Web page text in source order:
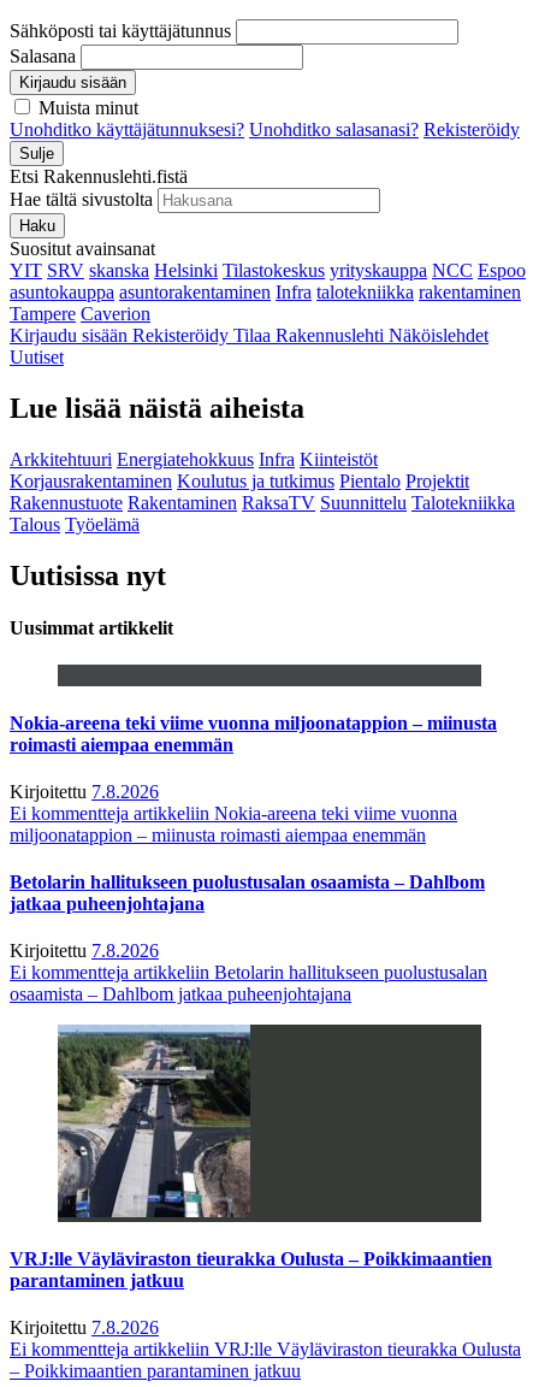
Sähköposti tai käyttäjätunnus
Salasana
Kirjaudu sisään
Muista minut
Unohditko käyttäjätunnuksesi? Unohditko salasanasi? Rekisteröidy
Sulje
Etsi Rakennuslehti.fistä
Hae tältä sivustolta
Haku
Suositut avainsanat
YIT SRV skanska Helsinki Tilastokeskus yrityskauppa NCC Espoo
asuntokauppa asuntorakentaminen Infra talotekniikka rakentaminen
Tampere Caverion
Kirjaudu sisään Rekisteröidy Tilaa Rakennuslehti Näköislehdet
Uutiset
Lue lisää näistä aiheista
Arkkitehtuuri Energiatehokkuus Infra Kiinteistöt
Korjausrakentaminen Koulutus ja tutkimus Pientalo Projektit
Rakennustuote Rakentaminen RaksaTV Suunnittelu Talotekniikka
Talous Työelämä
Uutisissa nyt
Uusimmat artikkelit
Nokia-areena teki viime vuonna miljoonatappion – miinusta
roimasti aiempaa enemmän
Kirjoitettu 7.8.2026
Ei kommentteja artikkeliin Nokia-areena teki viime vuonna
miljoonatappion – miinusta roimasti aiempaa enemmän
Betolarin hallitukseen puolustusalan osaamista – Dahlbom
jatkaa puheenjohtajana
Kirjoitettu 7.8.2026
Ei kommentteja artikkeliin Betolarin hallitukseen puolustusalan
osaamista – Dahlbom jatkaa puheenjohtajana
VRJ:lle Väyläviraston tieurakka Oulusta – Poikkimaantien
parantaminen jatkuu
Kirjoitettu 7.8.2026
Ei kommentteja artikkeliin VRJ:lle Väyläviraston tieurakka Oulusta
– Poikkimaantien parantaminen jatkuu